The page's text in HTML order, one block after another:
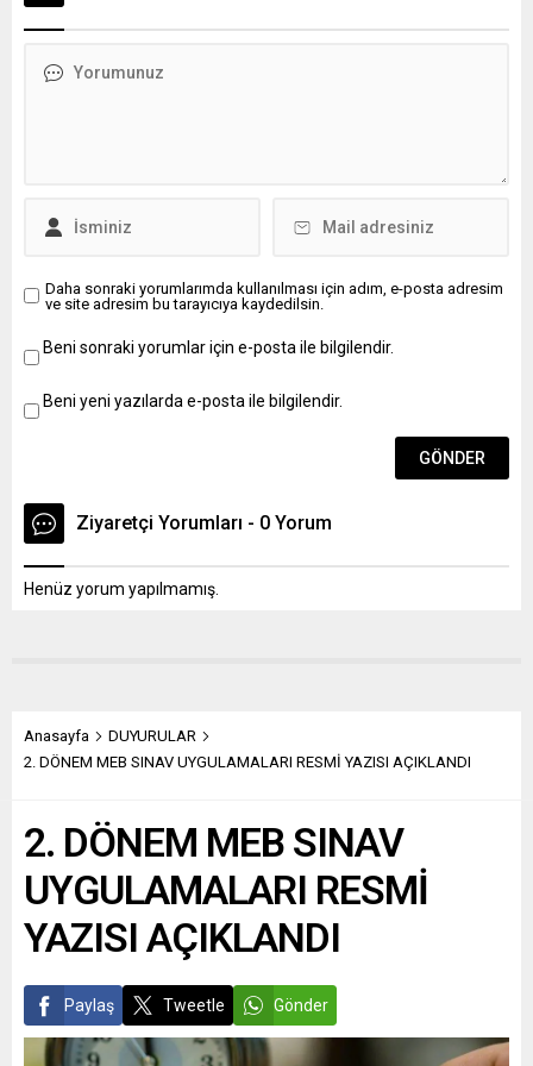
Daha sonraki yorumlarımda kullanılması için adım, e-posta adresim
ve site adresim bu tarayıcıya kaydedilsin.
Beni sonraki yorumlar için e-posta ile bilgilendir.
Beni yeni yazılarda e-posta ile bilgilendir.
Ziyaretçi Yorumları - 0 Yorum
Henüz yorum yapılmamış.
Anasayfa
DUYURULAR
2. DÖNEM MEB SINAV UYGULAMALARI RESMİ YAZISI AÇIKLANDI
2. DÖNEM MEB SINAV
UYGULAMALARI RESMİ
YAZISI AÇIKLANDI
Paylaş Tweetle Gönder